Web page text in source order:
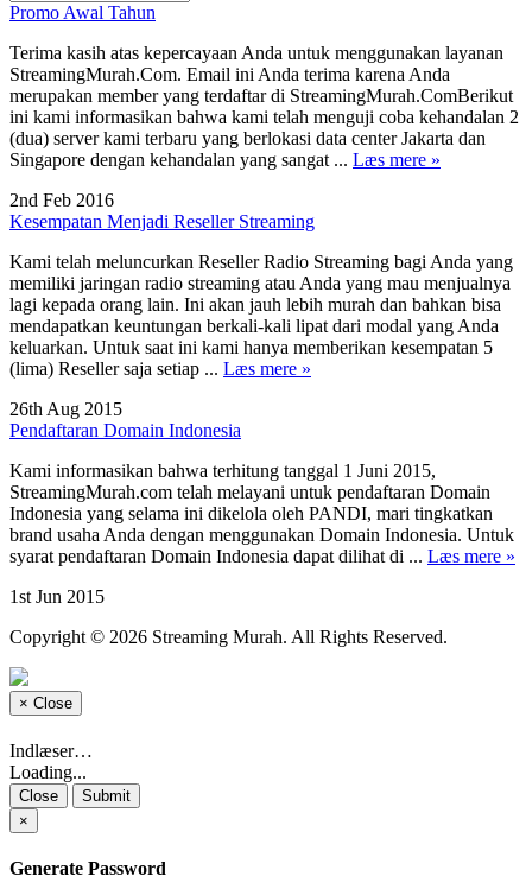
Promo Awal Tahun
Terima kasih atas kepercayaan Anda untuk menggunakan layanan
StreamingMurah.Com. Email ini Anda terima karena Anda
merupakan member yang terdaftar di StreamingMurah.ComBerikut
ini kami informasikan bahwa kami telah menguji coba kehandalan 2
(dua) server kami terbaru yang berlokasi data center Jakarta dan
Singapore dengan kehandalan yang sangat ... Læs mere »
2nd Feb 2016
Kesempatan Menjadi Reseller Streaming
Kami telah meluncurkan Reseller Radio Streaming bagi Anda yang
memiliki jaringan radio streaming atau Anda yang mau menjualnya
lagi kepada orang lain. Ini akan jauh lebih murah dan bahkan bisa
mendapatkan keuntungan berkali-kali lipat dari modal yang Anda
keluarkan. Untuk saat ini kami hanya memberikan kesempatan 5
(lima) Reseller saja setiap ... Læs mere »
26th Aug 2015
Pendaftaran Domain Indonesia
Kami informasikan bahwa terhitung tanggal 1 Juni 2015,
StreamingMurah.com telah melayani untuk pendaftaran Domain
Indonesia yang selama ini dikelola oleh PANDI, mari tingkatkan
brand usaha Anda dengan menggunakan Domain Indonesia. Untuk
syarat pendaftaran Domain Indonesia dapat dilihat di ... Læs mere »
1st Jun 2015
Copyright © 2026 Streaming Murah. All Rights Reserved.
× Close
Indlæser…
Loading...
Close
Submit
×
Generate Password